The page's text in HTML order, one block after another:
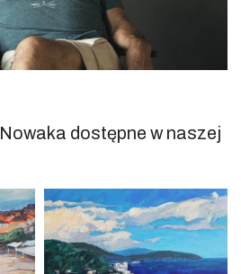
dostępne w naszej